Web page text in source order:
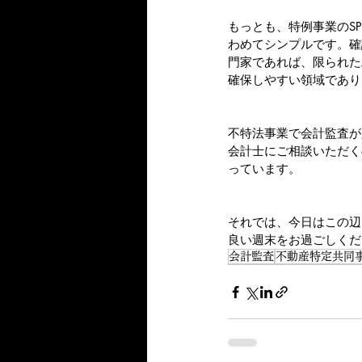
もっとも、特例事業の
わめてシンプルです。
門家であれば、限られ
確保しやすい領域であ
不特法事業で会計監査
会計士にご相談いただ
っています。
それでは、今日はこの
良い週末をお過ごしく
会計監査不動産特定共同